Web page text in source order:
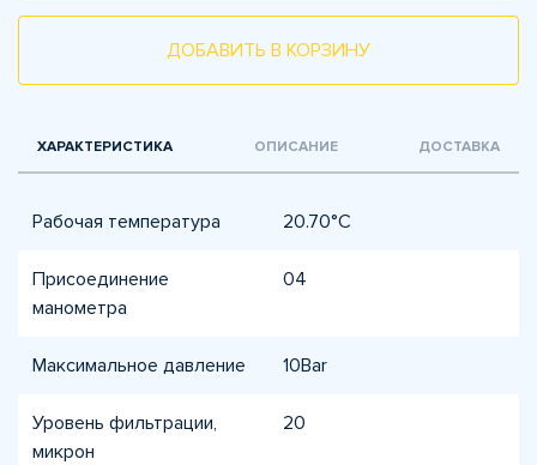
ДОБАВИТЬ В КОРЗИНУ
ХАРАКТЕРИСТИКА ОПИСАНИЕ ДОСТАВКА
Рабочая температура 20.70°С
Присоединение
манометра
04
Максимальное давление 10Bar
Уровень фильтрации,
микрон
20